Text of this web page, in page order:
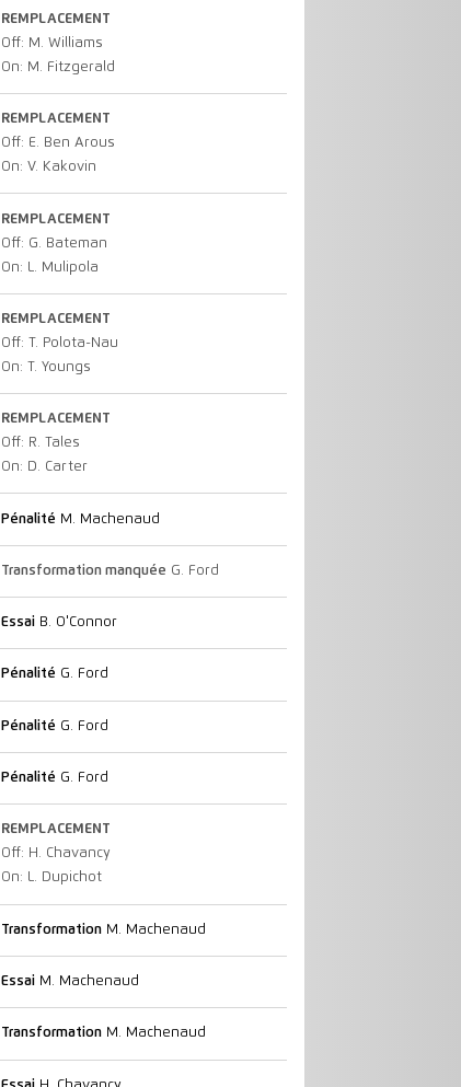
REMPLACEMENT
Off: M. Williams
On: M. Fitzgerald
REMPLACEMENT
Off: E. Ben Arous
On: V. Kakovin
REMPLACEMENT
Off: G. Bateman
On: L. Mulipola
REMPLACEMENT
Off: T. Polota-Nau
On: T. Youngs
REMPLACEMENT
Off: R. Tales
On: D. Carter
Pénalité M. Machenaud
Transformation manquée G. Ford
EssaiB. O'Connor
Pénalité G. Ford
Pénalité G. Ford
Pénalité G. Ford
REMPLACEMENT
Off: H. Chavancy
On: L. Dupichot
TransformationM. Machenaud
EssaiM. Machenaud
TransformationM. Machenaud